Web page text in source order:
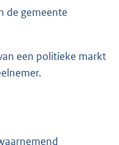
de gemeente
een politieke markt